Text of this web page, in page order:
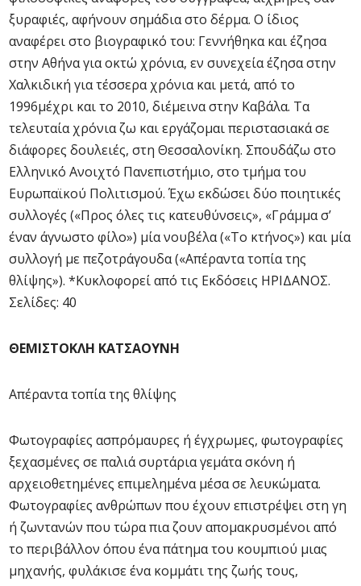
ξυραφιές, αφήνουν σημάδια στο δέρμα. Ο ίδιος
αναφέρει στο βιογραφικό του: Γεννήθηκα και έζησα
στην Αθήνα για οκτώ χρόνια, εν συνεχεία έζησα στην
Χαλκιδική για τέσσερα χρόνια και μετά, από το
1996μέχρι και το 2010, διέμεινα στην Καβάλα. Τα
τελευταία χρόνια ζω και εργάζομαι περιστασιακά σε
διάφορες δουλειές, στη Θεσσαλονίκη. Σπουδάζω στο
Ελληνικό Ανοιχτό Πανεπιστήμιο, στο τμήμα του
Ευρωπαϊκού Πολιτισμού. Έχω εκδώσει δύο ποιητικές
συλλογές («Προς όλες τις κατευθύνσεις», «Γράμμα σ’
έναν άγνωστο φίλο») μία νουβέλα («Το κτήνος») και μία
συλλογή με πεζοτράγουδα («Απέραντα τοπία της
θλίψης»). *Κυκλοφορεί από τις Εκδόσεις ΗΡΙΔΑΝΟΣ.
Σελίδες: 40
ΘΕΜΙΣΤΟΚΛΗ ΚΑΤΣΑΟΥΝΗ
Απέραντα τοπία της θλίψης
Φωτογραφίες ασπρόμαυρες ή έγχρωμες, φωτογραφίες
ξεχασμένες σε παλιά συρτάρια γεμάτα σκόνη ή
αρχειοθετημένες επιμελημένα μέσα σε λευκώματα.
Φωτογραφίες ανθρώπων που έχουν επιστρέψει στη γη
ή ζωντανών που τώρα πια ζουν απομακρυσμένοι από
το περιβάλλον όπου ένα πάτημα του κουμπιού μιας
μηχανής, φυλάκισε ένα κομμάτι της ζωής τους,